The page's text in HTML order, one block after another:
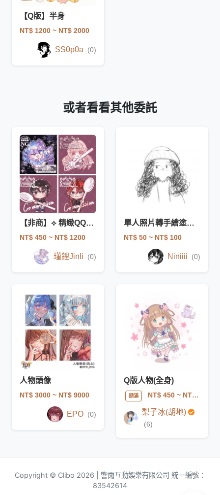
【Q版】半身
NT$ 1200 ~ NT$ 2000
SS0p0a (0)
或者看看其他委託
【非商】⟡ 精緻QQ糖 ⟡
NT$ 450 ~ NT$ 1200
瑾鋰Jinli (0)
單人照片轉手繪塗鴉黑白線條頭像（需提供照片）
NT$ 50 ~ NT$ 100
Niniiii (0)
人物頭像
NT$ 3000 ~ NT$ 9000
EPO (0)
Q版人物(全身)
額滿 NT$ 450~ NT$ 2400
梨子冰(胡地)
(6)
Copyright © Clibo 2026 | 響雨互動娛樂有限公司 統一編號：
83542614